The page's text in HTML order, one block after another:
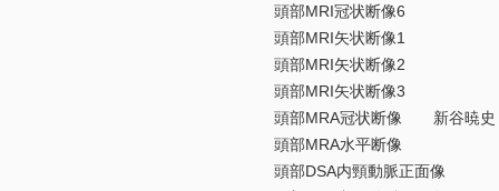
頭部MRI冠状断像6
頭部MRI矢状断像1
頭部MRI矢状断像2
頭部MRI矢状断像3
頭部MRA冠状断像 新谷暁史
頭部MRA水平断像
頭部DSA内頸動脈正面像